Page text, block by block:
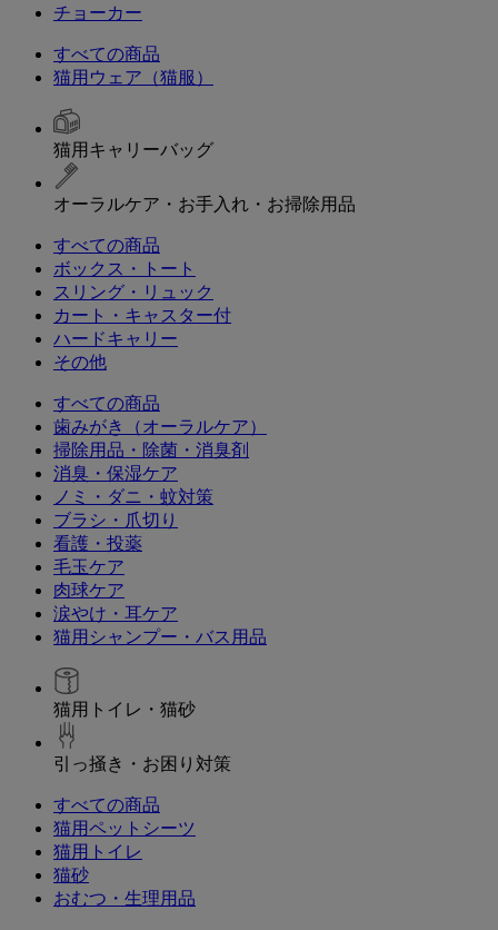
チョーカー
すべての商品
猫用ウェア（猫服）
猫用キャリーバッグ
オーラルケア・お手入れ・お掃除用品
すべての商品
ボックス・トート
スリング・リュック
カート・キャスター付
ハードキャリー
その他
すべての商品
歯みがき（オーラルケア）
掃除用品・除菌・消臭剤
消臭・保湿ケア
ノミ・ダニ・蚊対策
ブラシ・爪切り
看護・投薬
毛玉ケア
肉球ケア
涙やけ・耳ケア
猫用シャンプー・バス用品
猫用トイレ・猫砂
引っ掻き・お困り対策
すべての商品
猫用ペットシーツ
猫用トイレ
猫砂
おむつ・生理用品